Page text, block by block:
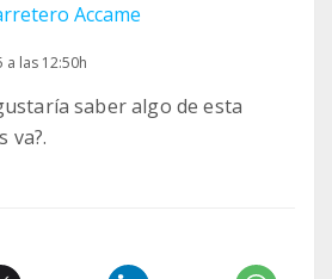
Accame
a las 12:50h
saber algo de esta
va?.